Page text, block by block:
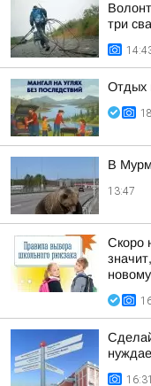
три
Отдых
В
13:47
Скоро
16:31